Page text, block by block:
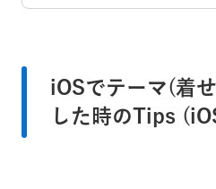
iOSでテーマ(着
した時のTips